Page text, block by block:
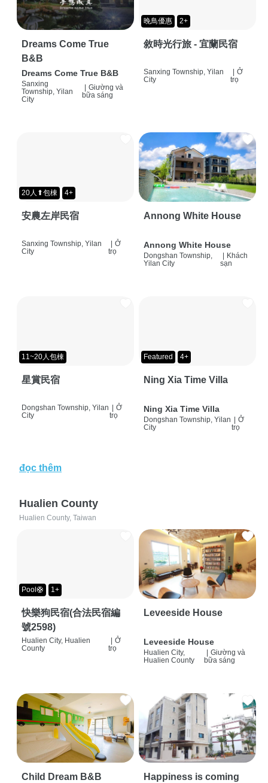
Dreams Come True
B&B
Dreams Come True B&B
Sanxing
Township, Yilan
City
Giường và
bữa sáng
晚鳥優惠 2+
敘時光行旅 - 宜蘭民宿
Sanxing Township, Yilan
City
| Ở
trọ
20人⬆包棟 4+
安農左岸民宿
Sanxing Township, Yilan
City
| Ở
trọ
Annong White House
Annong White House
Dongshan Township,
Yilan City
| Khách
sạn
11~20人包棟
星賞民宿
Dongshan Township, Yilan
City
Ở
trọ
Featured 4+
Ning Xia Time Villa
Ning Xia Time Villa
Dongshan Township, Yilan
City
Ở
trọ
đọc thêm
Hualien County
Hualien County, Taiwan
Pool🛟 1+
快樂狗民宿(合法民宿編
號2598)
Hualien City, Hualien
County
Ở
trọ
Leveeside House
Leveeside House
Hualien City,
Hualien County
Giường và
bữa sáng
Child Dream B&B Happiness is coming